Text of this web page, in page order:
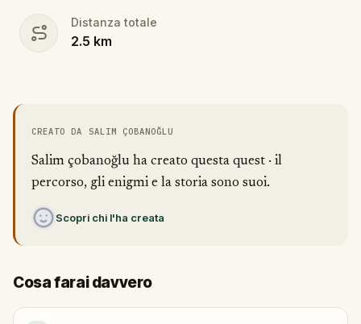
Distanza totale
2.5 km
CREATO DA SALIM ÇOBANOĞLU
Salim çobanoğlu ha creato questa quest · il
percorso, gli enigmi e la storia sono suoi.
Scopri chi l'ha creata
Cosa farai davvero